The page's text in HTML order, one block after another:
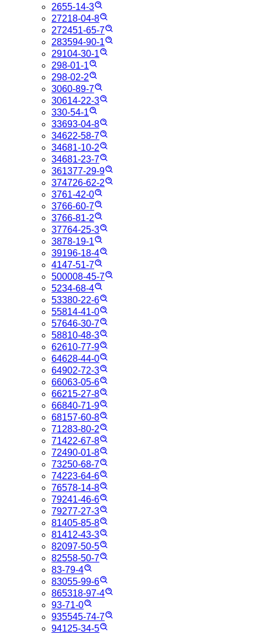
2655-14-3
27218-04-8
272451-65-7
283594-90-1
29104-30-1
298-01-1
298-02-2
3060-89-7
30614-22-3
330-54-1
33693-04-8
34622-58-7
34681-10-2
34681-23-7
361377-29-9
374726-62-2
3761-42-0
3766-60-7
3766-81-2
37764-25-3
3878-19-1
39196-18-4
4147-51-7
500008-45-7
5234-68-4
53380-22-6
55814-41-0
57646-30-7
58810-48-3
62610-77-9
64628-44-0
64902-72-3
66063-05-6
66215-27-8
66840-71-9
68157-60-8
71283-80-2
71422-67-8
72490-01-8
73250-68-7
74223-64-6
76578-14-8
79241-46-6
79277-27-3
81405-85-8
81412-43-3
82097-50-5
82558-50-7
83-79-4
83055-99-6
865318-97-4
93-71-0
935545-74-7
94125-34-5